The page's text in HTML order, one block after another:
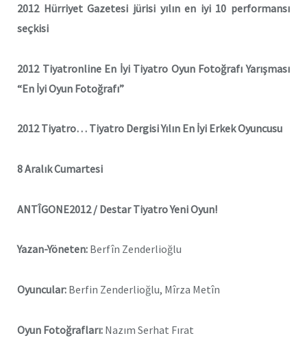
2012 Hürriyet Gazetesi jürisi yılın en iyi 10 performansı
seçkisi
2012 Tiyatronline En İyi Tiyatro Oyun Fotoğrafı Yarışması
“En İyi Oyun Fotoğrafı”
2012 Tiyatro… Tiyatro Dergisi Yılın En İyi Erkek Oyuncusu
8 Aralık Cumartesi
ANTÎGONE2012 / Destar TiyatroYeni Oyun!
Yazan-Yöneten: Berfîn Zenderlioğlu
Oyuncular: Berfin Zenderlioğlu, Mîrza Metîn
Oyun Fotoğrafları: Nazım Serhat Fırat